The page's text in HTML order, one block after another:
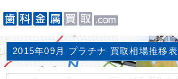
2015年09月 プラチナ 買取相場推移表